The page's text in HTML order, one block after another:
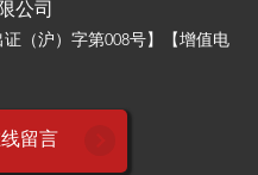
公司
证（沪）字第008号】【增值电
留言